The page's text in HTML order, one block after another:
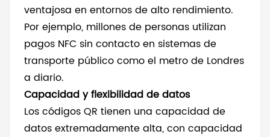
ventajosa en entornos de alto rendimiento.
Por ejemplo, millones de personas utilizan
pagos NFC sin contacto en sistemas de
transporte público como el metro de Londres
a diario.
Capacidad y flexibilidad de datos
Los códigos QR tienen una capacidad de
datos extremadamente alta, con capacidad